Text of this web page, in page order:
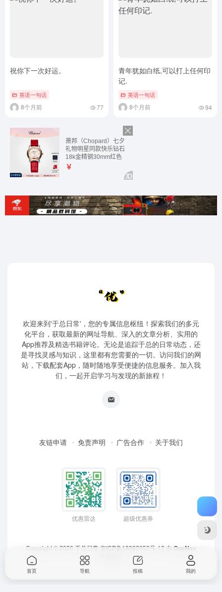
祝你下一次好运。
英语一句话
8个月前 77
青年犹如白纸,可以打上任何印
记.
英语一句话
8个月前 94
欢迎来到'于总日常'，您的专属信息枢纽！探索我们的多元
化平台，获取最新的网址导航、深入的文章分析、实用的
App推荐及精选书籍评论。无论是追踪于总的日常动态，还
是寻找灵感与知识，这里都有您需要的一切。访问我们的网
站，下载配套App，随时随地享受便捷的信息服务。加入我
们，一起开启学习与发现的新旅程！
友链申请 免责声明 广告合作 关于我们
优惠雷达 超级优惠券
Copyright © 2026 于总日常 京ICP备18062653号-12 由 OneNav
首页 导航 投稿 我的